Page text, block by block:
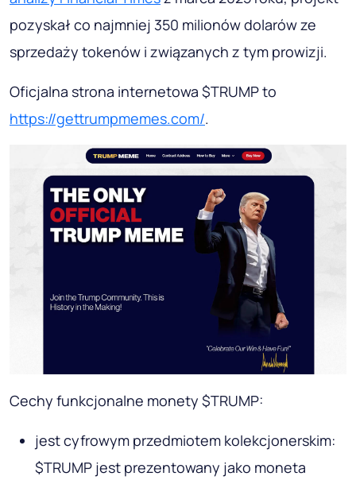
pozyskał co najmniej 350 milionów dolarów ze
sprzedaży tokenów i związanych z tym prowizji.
Oficjalna strona internetowa $TRUMP to
https://gettrumpmemes.com/.
Cechy funkcjonalne monety $TRUMP:
jest cyfrowym przedmiotem kolekcjonerskim:
$TRUMP jest prezentowany jako moneta